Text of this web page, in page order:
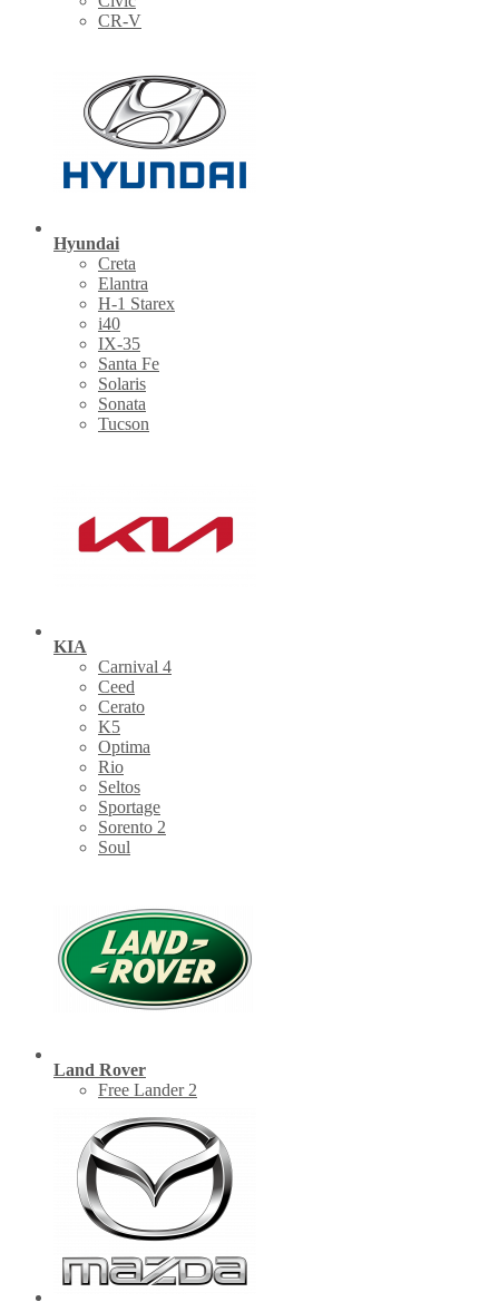
CR-V
Hyundai
Creta
Elantra
H-1 Starex
i40
IX-35
Santa Fe
Solaris
Sonata
Tucson
KIA
Carnival 4
Ceed
Cerato
K5
Optima
Rio
Seltos
Sportage
Sorento 2
Soul
Land Rover
Free Lander 2